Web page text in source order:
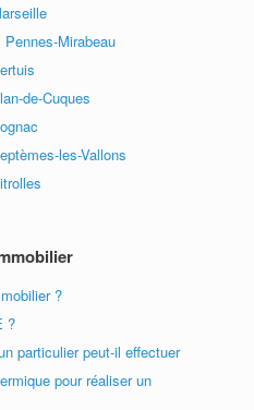
Mirabeau
de-Cuques
les-Vallons
?
?
particulier peut-il effectuer
pour réaliser un